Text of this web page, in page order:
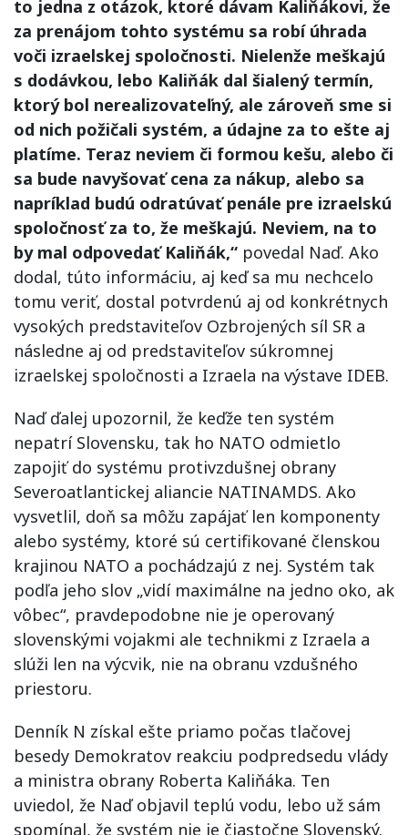
to jedna z otázok, ktoré dávam Kaliňákovi, že
za prenájom tohto systému sa robí úhrada
voči izraelskej spoločnosti. Nielenže meškajú
s dodávkou, lebo Kaliňák dal šialený termín,
ktorý bol nerealizovateľný, ale zároveň sme si
od nich požičali systém, a údajne za to ešte aj
platíme. Teraz neviem či formou kešu, alebo či
sa bude navyšovať cena za nákup, alebo sa
napríklad budú odratúvať penále pre izraelskú
spoločnosť za to, že meškajú. Neviem, na to
by mal odpovedať Kaliňák,“ povedal Naď. Ako
dodal, túto informáciu, aj keď sa mu nechcelo
tomu veriť, dostal potvrdenú aj od konkrétnych
vysokých predstaviteľov Ozbrojených síl SR a
následne aj od predstaviteľov súkromnej
izraelskej spoločnosti a Izraela na výstave IDEB.
Naď ďalej upozornil, že keďže ten systém
nepatrí Slovensku, tak ho NATO odmietlo
zapojiť do systému protivzdušnej obrany
Severoatlantickej aliancie NATINAMDS. Ako
vysvetlil, doň sa môžu zapájať len komponenty
alebo systémy, ktoré sú certifikované členskou
krajinou NATO a pochádzajú z nej. Systém tak
podľa jeho slov „vidí maximálne na jedno oko, ak
vôbec“, pravdepodobne nie je operovaný
slovenskými vojakmi ale technikmi z Izraela a
slúži len na výcvik, nie na obranu vzdušného
priestoru.
Denník N získal ešte priamo počas tlačovej
besedy Demokratov reakciu podpredsedu vlády
a ministra obrany Roberta Kaliňáka. Ten
uviedol, že Naď objavil teplú vodu, lebo už sám
spomínal, že systém nie je čiastočne Slovenský.